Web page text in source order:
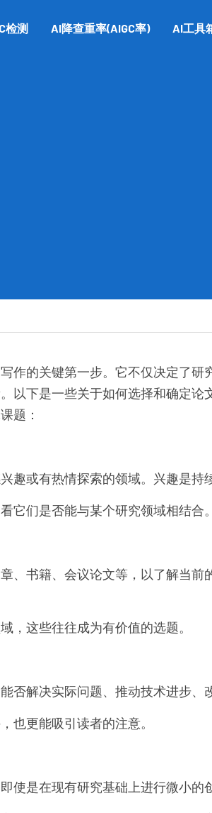
检测 AI降查重率(AIGC率) AI工具
作的关键第一步。它不仅决定了研
以下是一些关于如何选择和确定论
题：
趣或有热情探索的领域。兴趣是持
它们是否能与某个研究领域相结合。
、书籍、会议论文等，以了解当前
，这些往往成为有价值的选题。
否解决实际问题、推动技术进步、
也更能吸引读者的注意。
使是在现有研究基础上进行微小的